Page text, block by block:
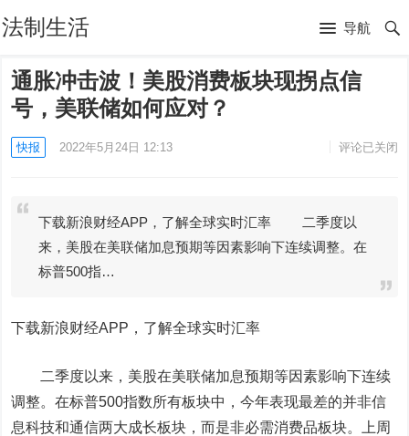
法制生活 导航
通胀冲击波！美股消费板块现拐点信
号，美联储如何应对？
快报 2022年5月24日 12:13 评论已关闭
下载新浪财经APP，了解全球实时汇率 二季度以
来，美股在美联储加息预期等因素影响下连续调整。在
标普500指…
下载新浪财经APP，了解全球实时汇率
二季度以来，美股在美联储加息预期等因素影响下连续
调整。在标普500指数所有板块中，今年表现最差的并非信
息科技和通信两大成长板块，而是非必需消费品板块。上周